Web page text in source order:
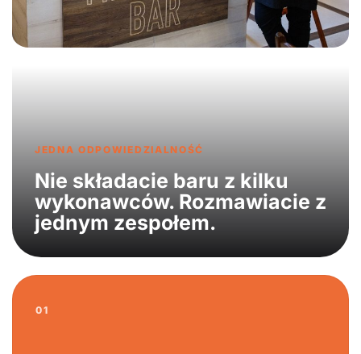
JEDNA ODPOWIEDZIALNOŚĆ
Nie składacie baru z kilku
wykonawców. Rozmawiacie z
jednym zespołem.
01